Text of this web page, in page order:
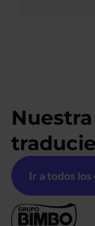
Ir a todos